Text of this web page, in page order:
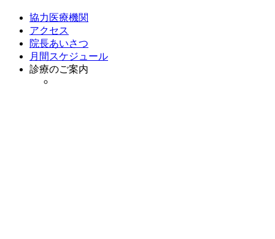
協力医療機関
アクセス
院長あいさつ
月間スケジュール
診療のご案内